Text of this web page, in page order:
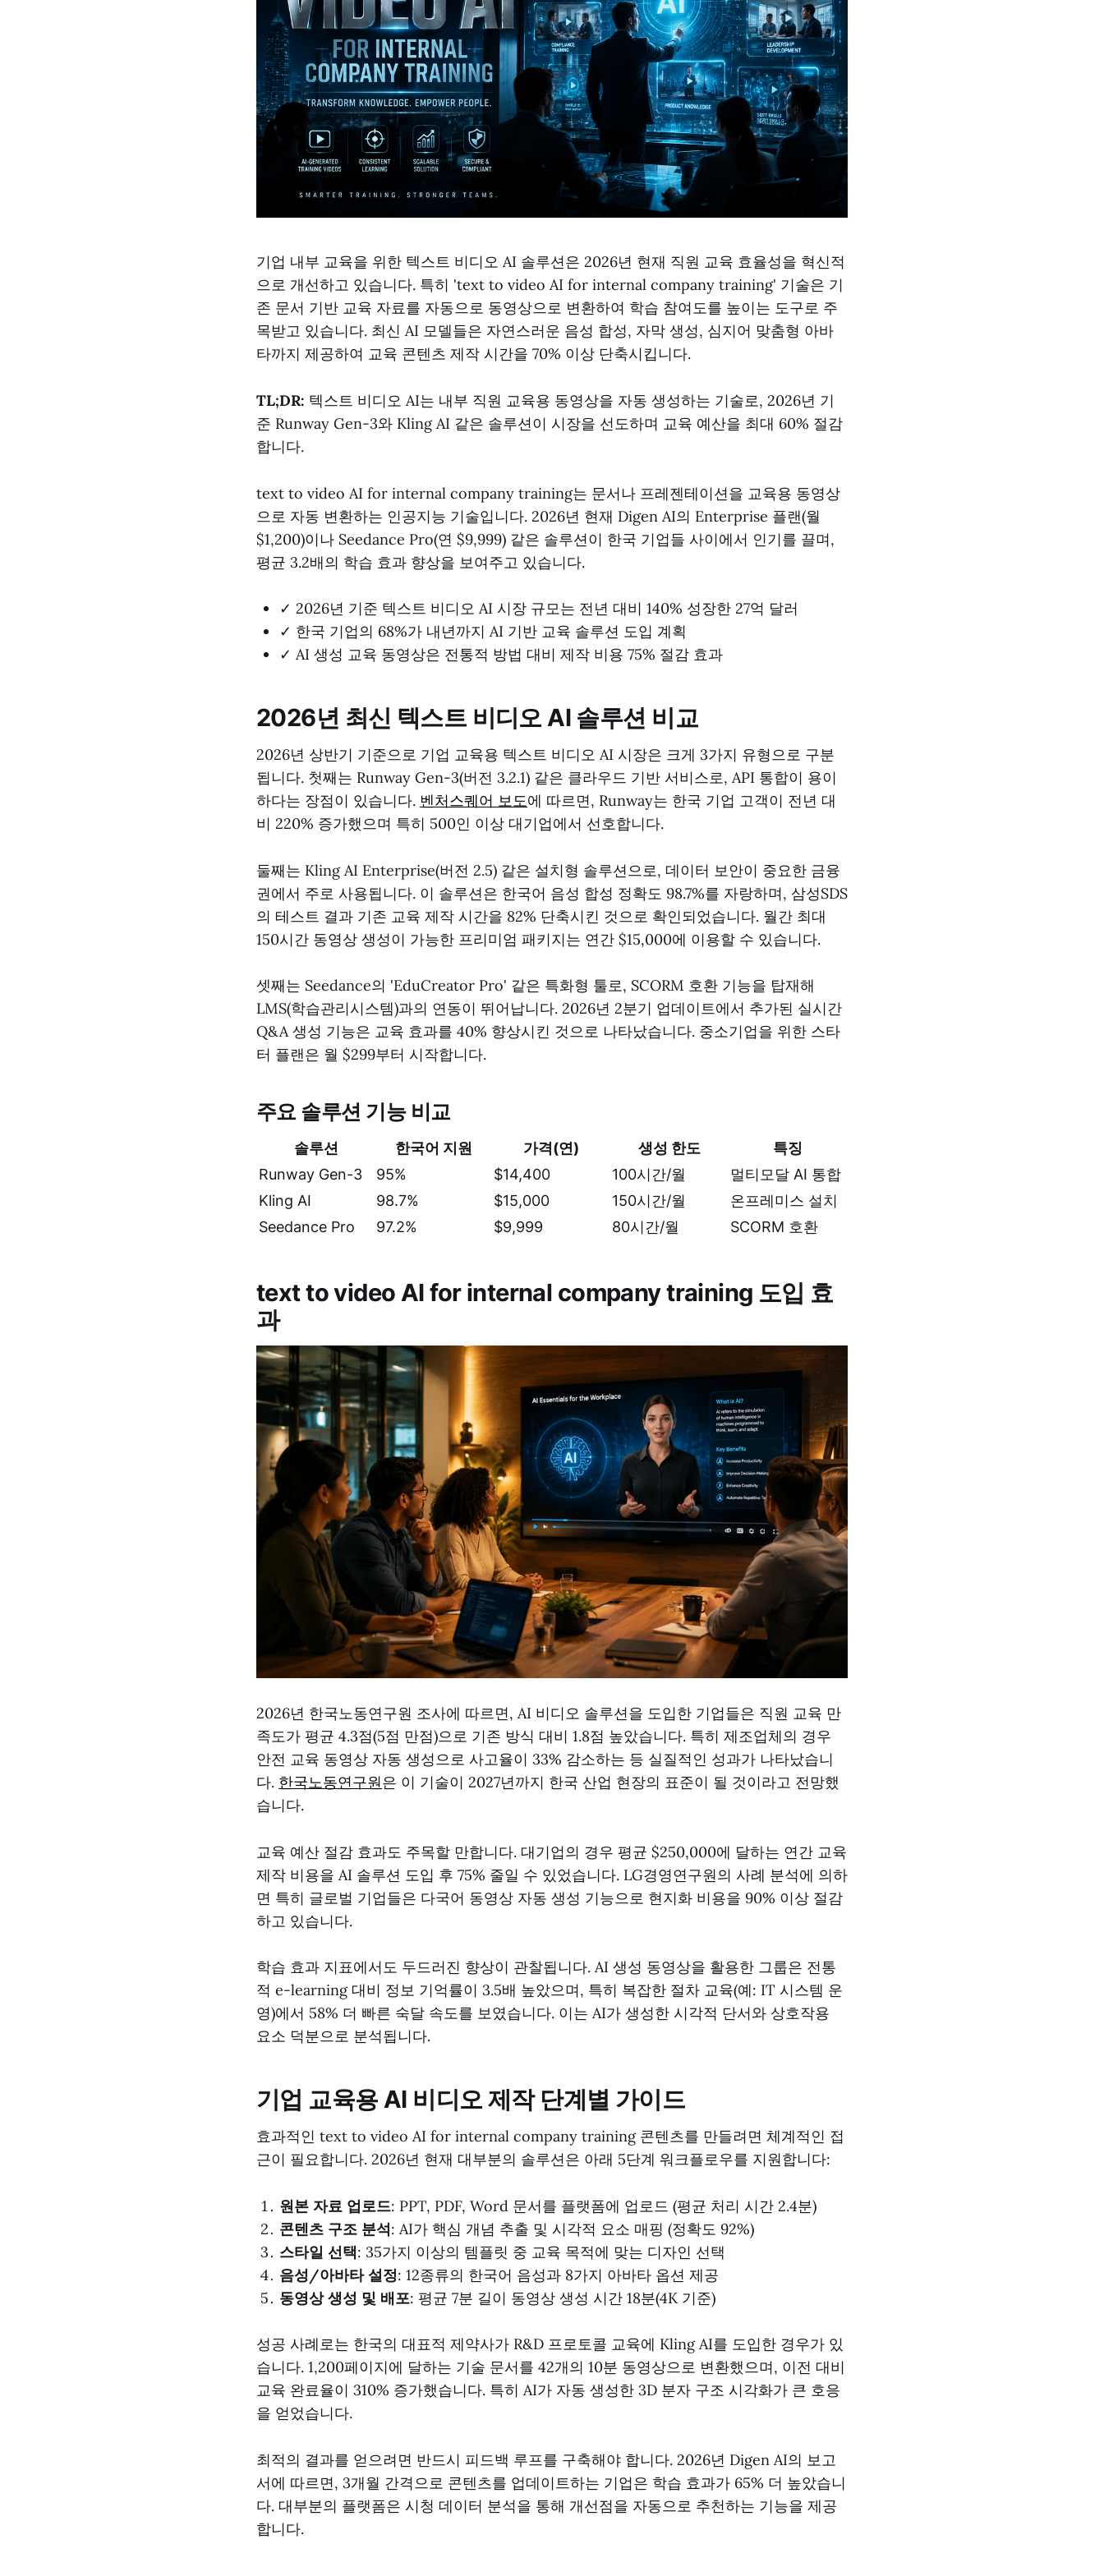
기업 내부 교육을 위한 텍스트 비디오 AI 솔루션은 2026년 현재 직원 교육 효율성을 혁신적
으로 개선하고 있습니다. 특히 'text to video AI for internal company training' 기술은 기
존 문서 기반 교육 자료를 자동으로 동영상으로 변환하여 학습 참여도를 높이는 도구로 주
목받고 있습니다. 최신 AI 모델들은 자연스러운 음성 합성, 자막 생성, 심지어 맞춤형 아바
타까지 제공하여 교육 콘텐츠 제작 시간을 70% 이상 단축시킵니다.
TL;DR: 텍스트 비디오 AI는 내부 직원 교육용 동영상을 자동 생성하는 기술로, 2026년 기
준 Runway Gen-3와 Kling AI 같은 솔루션이 시장을 선도하며 교육 예산을 최대 60% 절감
합니다.
text to video AI for internal company training는 문서나 프레젠테이션을 교육용 동영상
으로 자동 변환하는 인공지능 기술입니다. 2026년 현재 Digen AI의 Enterprise 플랜(월
$1,200)이나 Seedance Pro(연 $9,999) 같은 솔루션이 한국 기업들 사이에서 인기를 끌며,
평균 3.2배의 학습 효과 향상을 보여주고 있습니다.
✓ 2026년 기준 텍스트 비디오 AI 시장 규모는 전년 대비 140% 성장한 27억 달러
✓ 한국 기업의 68%가 내년까지 AI 기반 교육 솔루션 도입 계획
✓ AI 생성 교육 동영상은 전통적 방법 대비 제작 비용 75% 절감 효과
2026년 최신 텍스트 비디오 AI 솔루션 비교
2026년 상반기 기준으로 기업 교육용 텍스트 비디오 AI 시장은 크게 3가지 유형으로 구분
됩니다. 첫째는 Runway Gen-3(버전 3.2.1) 같은 클라우드 기반 서비스로, API 통합이 용이
하다는 장점이 있습니다. 벤처스퀘어 보도에 따르면, Runway는 한국 기업 고객이 전년 대
비 220% 증가했으며 특히 500인 이상 대기업에서 선호합니다.
둘째는 Kling AI Enterprise(버전 2.5) 같은 설치형 솔루션으로, 데이터 보안이 중요한 금융
권에서 주로 사용됩니다. 이 솔루션은 한국어 음성 합성 정확도 98.7%를 자랑하며, 삼성SDS
의 테스트 결과 기존 교육 제작 시간을 82% 단축시킨 것으로 확인되었습니다. 월간 최대
150시간 동영상 생성이 가능한 프리미엄 패키지는 연간 $15,000에 이용할 수 있습니다.
셋째는 Seedance의 'EduCreator Pro' 같은 특화형 툴로, SCORM 호환 기능을 탑재해
LMS(학습관리시스템)과의 연동이 뛰어납니다. 2026년 2분기 업데이트에서 추가된 실시간
Q&A 생성 기능은 교육 효과를 40% 향상시킨 것으로 나타났습니다. 중소기업을 위한 스타
터 플랜은 월 $299부터 시작합니다.
주요 솔루션 기능 비교
솔루션 한국어 지원 가격(연) 생성 한도
특징
Runway Gen-3
95% $14,400 100시간/월
멀티모달 AI 통합
Kling AI
98.7% $15,000 150시간/월
온프레미스 설치
Seedance Pro
97.2% $9,999 80시간/월 SCORM 호환
text to video AI for internal company training 도입 효
과
2026년 한국노동연구원 조사에 따르면, AI 비디오 솔루션을 도입한 기업들은 직원 교육 만
족도가 평균 4.3점(5점 만점)으로 기존 방식 대비 1.8점 높았습니다. 특히 제조업체의 경우
안전 교육 동영상 자동 생성으로 사고율이 33% 감소하는 등 실질적인 성과가 나타났습니
다. 한국노동연구원은 이 기술이 2027년까지 한국 산업 현장의 표준이 될 것이라고 전망했
습니다.
교육 예산 절감 효과도 주목할 만합니다. 대기업의 경우 평균 $250,000에 달하는 연간 교육
제작 비용을 AI 솔루션 도입 후 75% 줄일 수 있었습니다. LG경영연구원의 사례 분석에 의하
면 특히 글로벌 기업들은 다국어 동영상 자동 생성 기능으로 현지화 비용을 90% 이상 절감
하고 있습니다.
학습 효과 지표에서도 두드러진 향상이 관찰됩니다. AI 생성 동영상을 활용한 그룹은 전통
적 e-learning 대비 정보 기억률이 3.5배 높았으며, 특히 복잡한 절차 교육(예: IT 시스템 운
영)에서 58% 더 빠른 숙달 속도를 보였습니다. 이는 AI가 생성한 시각적 단서와 상호작용
요소 덕분으로 분석됩니다.
기업 교육용 AI 비디오 제작 단계별 가이드
효과적인 text to video AI for internal company training 콘텐츠를 만들려면 체계적인 접
근이 필요합니다. 2026년 현재 대부분의 솔루션은 아래 5단계 워크플로우를 지원합니다:
원본 자료 업로드: PPT, PDF, Word 문서를 플랫폼에 업로드 (평균 처리 시간 2.4분)
콘텐츠 구조 분석: AI가 핵심 개념 추출 및 시각적 요소 매핑 (정확도 92%)
스타일 선택: 35가지 이상의 템플릿 중 교육 목적에 맞는 디자인 선택
음성/아바타 설정: 12종류의 한국어 음성과 8가지 아바타 옵션 제공
동영상 생성 및 배포: 평균 7분 길이 동영상 생성 시간 18분(4K 기준)
성공 사례로는 한국의 대표적 제약사가 R&D 프로토콜 교육에 Kling AI를 도입한 경우가 있
습니다. 1,200페이지에 달하는 기술 문서를 42개의 10분 동영상으로 변환했으며, 이전 대비
교육 완료율이 310% 증가했습니다. 특히 AI가 자동 생성한 3D 분자 구조 시각화가 큰 호응
을 얻었습니다.
최적의 결과를 얻으려면 반드시 피드백 루프를 구축해야 합니다. 2026년 Digen AI의 보고
서에 따르면, 3개월 간격으로 콘텐츠를 업데이트하는 기업은 학습 효과가 65% 더 높았습니
다. 대부분의 플랫폼은 시청 데이터 분석을 통해 개선점을 자동으로 추천하는 기능을 제공
합니다.